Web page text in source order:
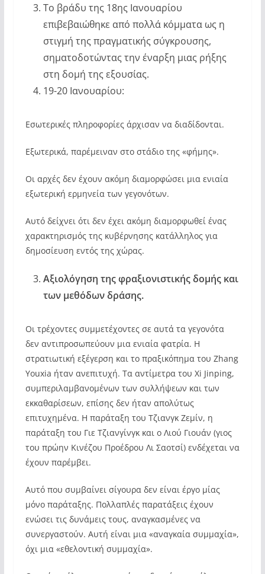
Το βράδυ της 18ης Ιανουαρίου
επιβεβαιώθηκε από πολλά κόμματα ως η
στιγμή της πραγματικής σύγκρουσης,
σηματοδοτώντας την έναρξη μιας ρήξης
στη δομή της εξουσίας.
19-20 Ιανουαρίου:
Εσωτερικές πληροφορίες άρχισαν να διαδίδονται.
Εξωτερικά, παρέμειναν στο στάδιο της «φήμης».
Οι αρχές δεν έχουν ακόμη διαμορφώσει μια ενιαία
εξωτερική ερμηνεία των γεγονότων.
Αυτό δείχνει ότι δεν έχει ακόμη διαμορφωθεί ένας
χαρακτηρισμός της κυβέρνησης κατάλληλος για
δημοσίευση εντός της χώρας.
Αξιολόγηση της φραξιονιστικής δομής και
των μεθόδων δράσης.
Οι τρέχοντες συμμετέχοντες σε αυτά τα γεγονότα
δεν αντιπροσωπεύουν μια ενιαία φατρία. Η
στρατιωτική εξέγερση και το πραξικόπημα του Zhang
Youxia ήταν ανεπιτυχή. Τα αντίμετρα του Xi Jinping,
συμπεριλαμβανομένων των συλλήψεων και των
εκκαθαρίσεων, επίσης δεν ήταν απολύτως
επιτυχημένα. Η παράταξη του Τζιανγκ Ζεμίν, η
παράταξη του Γιε Τζιανγίνγκ και ο Λιού Γιουάν (γιος
του πρώην Κινέζου Προέδρου Λι Σαοτσί) ενδέχεται να
έχουν παρέμβει.
Αυτό που συμβαίνει σίγουρα δεν είναι έργο μίας
μόνο παράταξης. Πολλαπλές παρατάξεις έχουν
ενώσει τις δυνάμεις τους, αναγκασμένες να
συνεργαστούν. Αυτή είναι μια «αναγκαία συμμαχία»,
όχι μια «εθελοντική συμμαχία».